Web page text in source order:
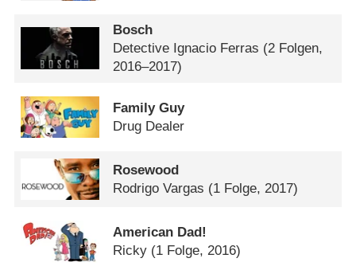
Bosch
Detective Ignacio Ferras (2 Folgen,
2016–2017)
Family Guy
Drug Dealer
Rosewood
Rodrigo Vargas (1 Folge, 2017)
American Dad!
Ricky (1 Folge, 2016)